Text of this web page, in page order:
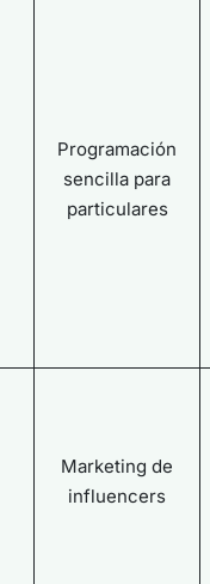
Programación
sencilla para
particulares
Marketing de
influencers